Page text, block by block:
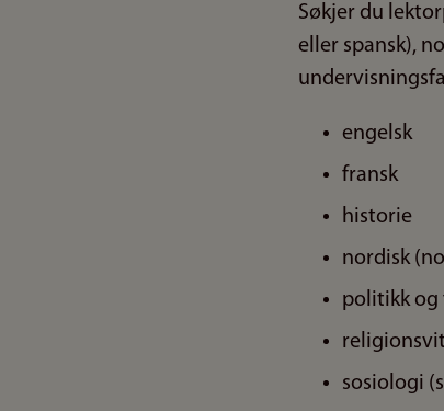
Søkjer du
eller spansk),
engelsk
fransk
historie
nordisk
politikk
sosiologi